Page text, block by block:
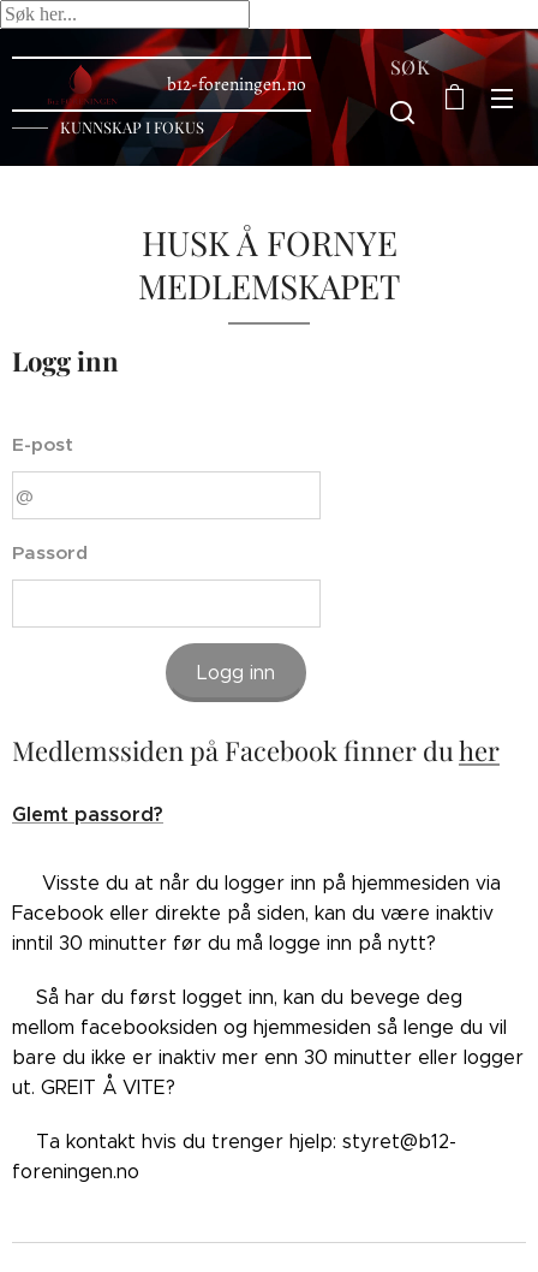
b12-foreningen.no
KUNNSKAP I FOKUS
SØK
HUSK Å FORNYE
MEDLEMSKAPET
Logg inn
E-post
Passord
Logg inn
Medlemssiden på Facebook finner duher
Glemt passord?
👉🏼Visste du at når du logger inn på hjemmesiden via
Facebook eller direkte på siden, kan du være inaktiv
inntil 30 minutter før du må logge inn på nytt?
👉🏼Så har du først logget inn, kan du bevege deg
mellom facebooksiden og hjemmesiden så lenge du vil
bare du ikke er inaktiv mer enn 30 minutter eller logger
ut. GREIT Å VITE?
👉🏼Ta kontakt hvis du trenger hjelp: styret@b12-
foreningen.no